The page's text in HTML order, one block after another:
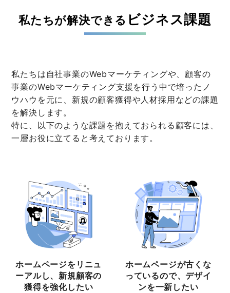
私たちが解決できる ビジネス課題
私たちは自社事業のWebマーケティングや、顧客の
事業のWebマーケティング支援を行う中で培ったノ
ウハウを元に、新規の顧客獲得や人材採用などの課題
を解決します。
特に、以下のような課題を抱えておられる顧客には、
一層お役に立てると考えております。
ホームページをリニュ
ーアルし、新規顧客の
獲得を強化したい
ホームページが古くな
っているので、デザイ
ンを一新したい